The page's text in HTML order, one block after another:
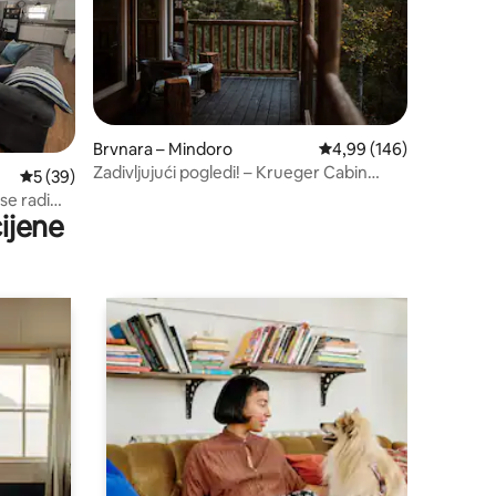
Prosječna ocjena: 5/5, recenzija: 39
5 (39)
radi
Brvnara – Mindoro Prosječna ocjena:
4,99 (146)
Zadivljujući pogledi! – Krueger Cabin